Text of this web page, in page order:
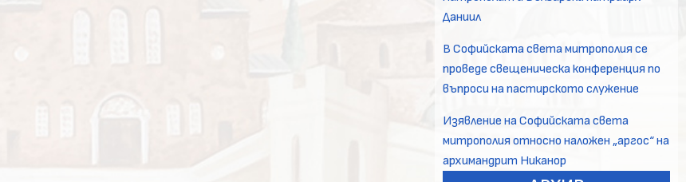
Даниил
В Софийската света митрополия се
проведе свещеническа конференция по
въпроси на пастирското служение
Изявление на Софийската света
митрополия относно наложен „аргос“ на
архимандрит Никанор